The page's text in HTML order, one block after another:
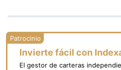
Invierte fácil con
El gestor de carteras